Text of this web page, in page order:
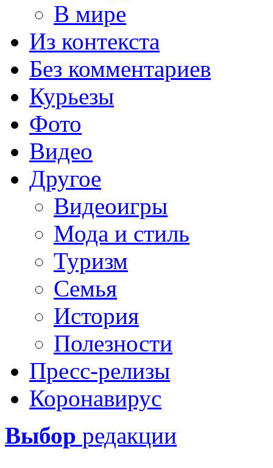
В мире
Из контекста
Без комментариев
Курьезы
Фото
Видео
Другое
Видеоигры
Мода и стиль
Туризм
Семья
История
Полезности
Пресс-релизы
Коронавирус
Выбор редакции